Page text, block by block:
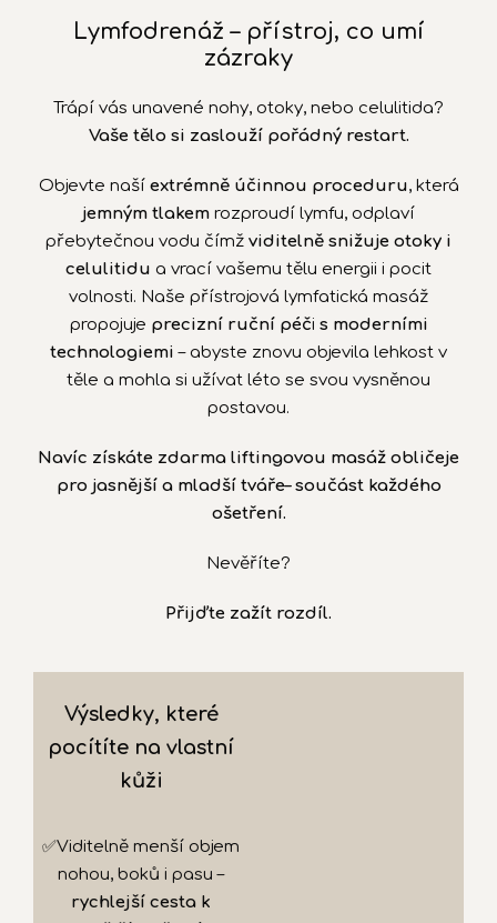
Lymfodrenáž – přístroj, co umí
zázraky
Trápí vás unavené nohy, otoky, nebo celulitida?
Vaše tělo si zaslouží pořádný restart.
Objevte naší extrémně účinnou proceduru, která
jemným tlakem rozproudí lymfu, odplaví
přebytečnou vodu čímž viditelně snižuje otoky i
celulitidu a vrací vašemu tělu energii i pocit
volnosti. Naše přístrojová lymfatická masáž
propojuje precizní ruční péči s moderními
technologiemi – abyste znovu objevila lehkost v
těle a mohla si užívat léto se svou vysněnou
postavou.
Navíc získáte zdarma liftingovou masáž obličeje
pro jasnější a mladší tváře– součást každého
ošetření.
Nevěříte?
Přijďte zažít rozdíl.
Výsledky, které
pocítíte na vlastní
kůži
✅Viditelně menší objem
nohou, boků i pasu –
rychlejší cesta k